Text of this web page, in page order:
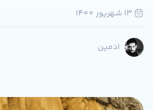
ادمین